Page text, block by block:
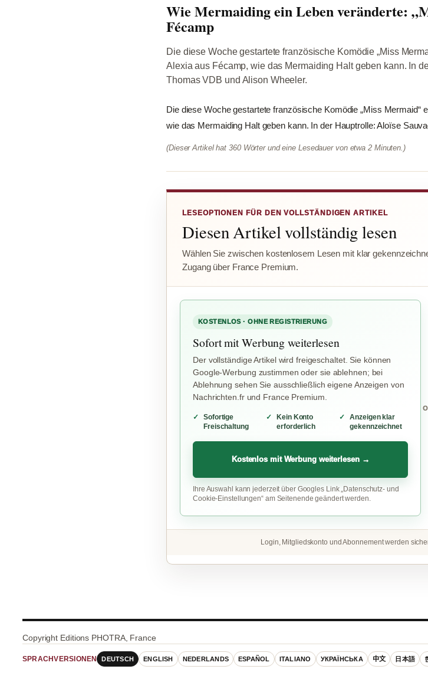
Wie Mermaiding ein Leben veränderte:
Fécamp
Die diese Woche gestartete französische Komödie „Miss
Alexia aus Fécamp, wie das Mermaiding Halt geben kann. In
Thomas VDB und Alison Wheeler.
Die diese Woche gestartete französische Komödie „Miss Mermaid“
wie das Mermaiding Halt geben kann. In der Hauptrolle: Aloïse
(Dieser Artikel hat 360 Wörter und eine Lesedauer von etwa 2 Minuten.)
LESEOPTIONEN FÜR DEN VOLLSTÄNDIGEN ARTIKEL
Diesen Artikel vollständig lesen
Wählen Sie zwischen kostenlosem Lesen mit klar
Zugang über France Premium.
KOSTENLOS · OHNE REGISTRIERUNG
Sofort mit Werbung weiterlesen
Der vollständige Artikel wird freigeschaltet. Sie können
Google-Werbung zustimmen oder sie ablehnen; bei
Ablehnung sehen Sie ausschließlich eigene Anzeigen von
Nachrichten.fr und France Premium.
Sofortige
Freischaltung
Kein Konto
erforderlich
Anzeigen klar
gekennzeichnet
Kostenlos mit Werbung weiterlesen →
Ihre Auswahl kann jederzeit über Googles Link „Datenschutz- und
Cookie-Einstellungen“ am Seitenende geändert werden.
Login, Mitgliedskonto und Abonnement werden
Copyright Editions PHOTRA, France
SPRACHVERSIONEN DEUTSCH ENGLISH NEDERLANDS ESPAÑOL ITALIANO УКРАЇНСЬКА 中文 日本語